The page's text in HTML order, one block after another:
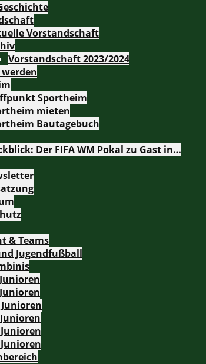
Vorstandschaft
Vorstandschaft 2023/2024
Sportheim
mieten
Bautagebuch
Der FIFA WM Pokal zu Gast in…
& Teams
Jugendfußball
Junioren
Junioren
Junioren
Junioren